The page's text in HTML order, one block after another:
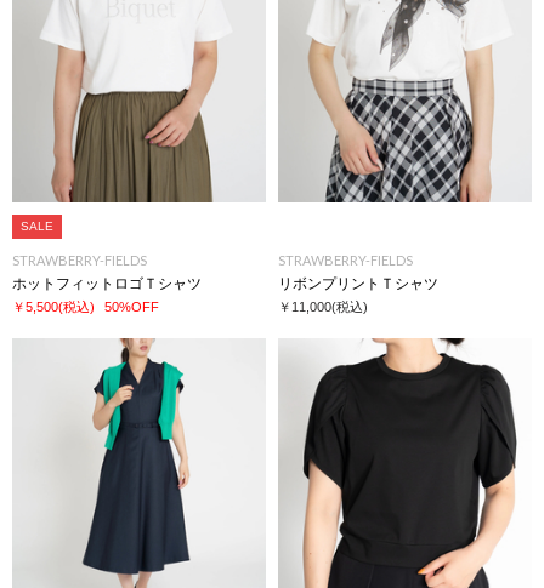
SALE
STRAWBERRY-FIELDS
ホットフィットロゴＴシャツ
￥5,500(税込) 50%OFF
STRAWBERRY-FIELDS
リボンプリントＴシャツ
￥11,000(税込)